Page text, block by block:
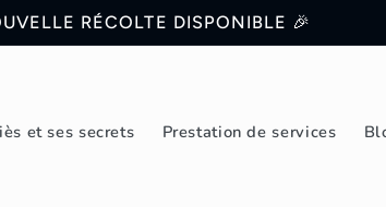
RÉCOLTE DISPONIBLE 🎉
et ses secrets Prestation de services